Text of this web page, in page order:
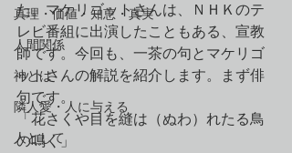
真理・価値・知恵・真実
人間関係
神とは
隣人愛・人に与える
人として
た。マケリゴットさんは、ＮＨＫのテ
レビ番組に出演したこともある、宣教
師です。今回も、一茶の句とマケリゴ
ットさんの解説を紹介します。まず俳
句です。
「花さくや目を縫は（ぬわ）れたる鳥
の鳴く」